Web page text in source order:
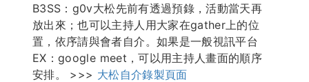
B3SS：g0v大松先前有透過預錄，活動當天再
放出來；也可以主持人用大家在gather上的位
置，依序請與會者自介。如果是一般視訊平台
EX：google meet，可以用主持人畫面的順序
安排。 >>> 大松自介錄製頁面